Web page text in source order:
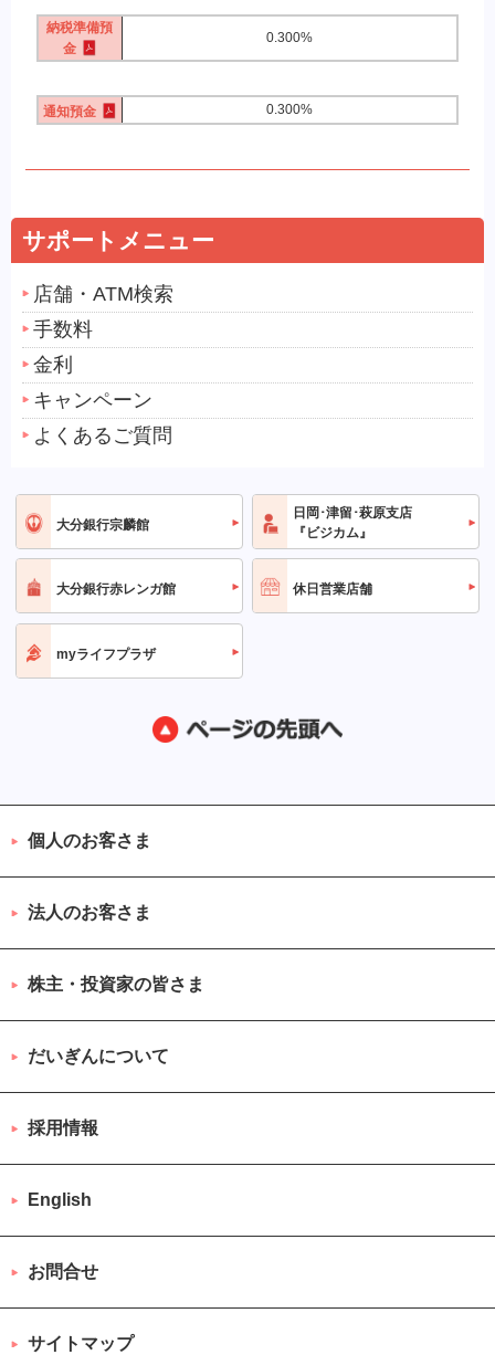
納税準備預
金
0.300%
通知預金 0.300%
サポートメニュー
店舗・ATM検索
手数料
金利
キャンペーン
よくあるご質問
大分銀行宗麟館
日岡･津留･萩原支店
『ビジカム』
大分銀行赤レンガ館 休日営業店舗
myライフプラザ
個人のお客さま
法人のお客さま
株主・投資家の皆さま
だいぎんについて
採用情報
English
お問合せ
サイトマップ